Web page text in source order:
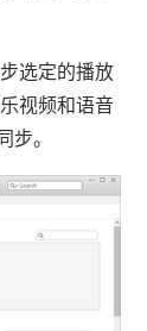
选定的播放
视频和语音
。